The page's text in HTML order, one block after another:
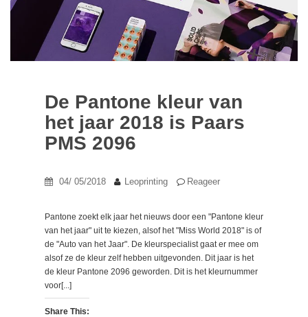
De Pantone kleur van
het jaar 2018 is Paars
PMS 2096
04/ 05/2018 Leoprinting Reageer
Pantone zoekt elk jaar het nieuws door een "Pantone kleur
van het jaar" uit te kiezen, alsof het "Miss World 2018" is of
de "Auto van het Jaar". De kleurspecialist gaat er mee om
alsof ze de kleur zelf hebben uitgevonden. Dit jaar is het
de kleur Pantone 2096 geworden. Dit is het kleurnummer
voor[...]
Share This: